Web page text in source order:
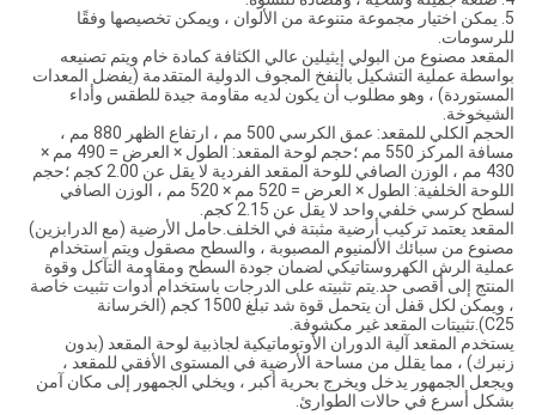
5. يمكن اختيار مجموعة متنوعة من الألوان ، ويمكن تخصيصها وفقًا
للرسومات.
المقعد مصنوع من البولي إيثيلين عالي الكثافة كمادة خام ويتم تصنيعه
بواسطة عملية التشكيل بالنفخ المجوف الدولية المتقدمة (يفضل المعدات
المستوردة) ، وهو مطلوب أن يكون لديه مقاومة جيدة للطقس وأداء
الشيخوخة.
الحجم الكلي للمقعد: عمق الكرسي 500 مم ، ارتفاع الظهر 880 مم ،
مسافة المركز 550 مم ؛حجم لوحة المقعد: الطول × العرض = 490 مم ×
430 مم ، الوزن الصافي للوحة المقعد الفردية لا يقل عن 2.00 كجم ؛حجم
اللوحة الخلفية: الطول × العرض = 520 مم × 520 مم ، الوزن الصافي
لسطح كرسي خلفي واحد لا يقل عن 2.15 كجم.
المقعد يعتمد تركيب أرضية مثبتة في الخلف.حامل الأرضية (مع الدرابزين)
مصنوع من سبائك الألمنيوم المصبوبة ، والسطح مصقول ويتم استخدام
عملية الرش الكهروستاتيكي لضمان جودة السطح ومقاومة التآكل وقوة
المنتج إلى أقصى حد.يتم تثبيته على الدرجات باستخدام أدوات تثبيت خاصة
، ويمكن لكل قفل أن يتحمل قوة شد تبلغ 1500 كجم (الخرسانة
C25).تثبيتات المقعد غير مكشوفة.
يستخدم المقعد آلية الدوران الأوتوماتيكية لجاذبية لوحة المقعد (بدون
زنبرك) ، مما يقلل من مساحة الأرضية في المستوى الأفقي للمقعد ،
ويجعل الجمهور يدخل ويخرج بحرية أكبر ، ويخلي الجمهور إلى مكان آمن
بشكل أسرع في حالات الطوارئ.